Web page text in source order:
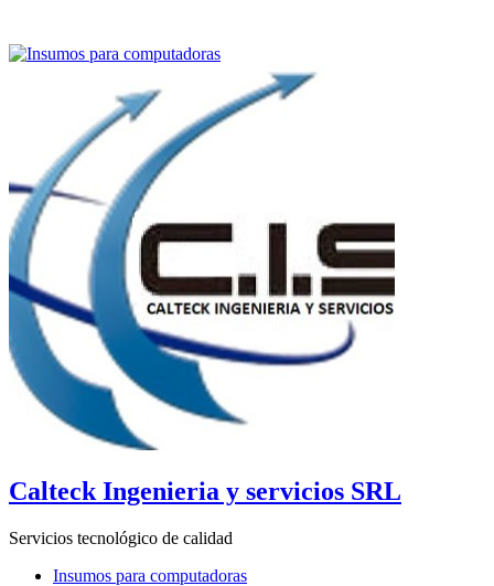
Calteck Ingenieria y servicios SRL
Servicios tecnológico de calidad
Insumos para computadoras